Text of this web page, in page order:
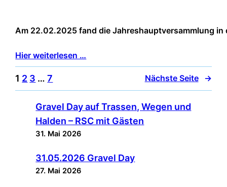
Am 22.02.2025 fand die Jahreshauptversammlung
Hier weiterlesen …
1 2 3 … 7 Nächste Seite →
Gravel Day auf Trassen, Wegen und
Halden – RSC mit Gästen
31. Mai 2026
31.05.2026 Gravel Day
27. Mai 2026